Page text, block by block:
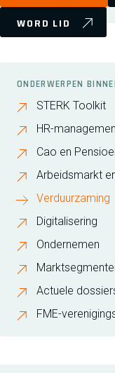
WORD LID
ONDERWERPEN
STERK Toolkit
HR-
Cao en
Arbeidsmarkt
Verduurzaming
Digitalisering
Ondernemen
Actuele
FME-